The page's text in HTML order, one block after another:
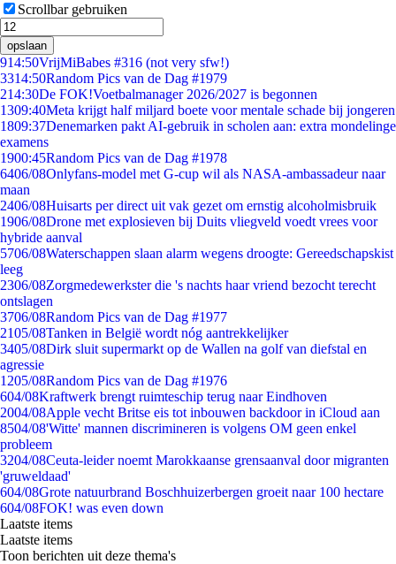
Scrollbar gebruiken
opslaan
914:50VrijMiBabes #316 (not very sfw!)
3314:50Random Pics van de Dag #1979
214:30De FOK!Voetbalmanager 2026/2027 is begonnen
1309:40Meta krijgt half miljard boete voor mentale schade bij jongeren
1809:37Denemarken pakt AI-gebruik in scholen aan: extra mondelinge
examens
1900:45Random Pics van de Dag #1978
6406/08Onlyfans-model met G-cup wil als NASA-ambassadeur naar
maan
2406/08Huisarts per direct uit vak gezet om ernstig alcoholmisbruik
1906/08Drone met explosieven bij Duits vliegveld voedt vrees voor
hybride aanval
5706/08Waterschappen slaan alarm wegens droogte: Gereedschapskist
leeg
2306/08Zorgmedewerkster die 's nachts haar vriend bezocht terecht
ontslagen
3706/08Random Pics van de Dag #1977
2105/08Tanken in België wordt nóg aantrekkelijker
3405/08Dirk sluit supermarkt op de Wallen na golf van diefstal en
agressie
1205/08Random Pics van de Dag #1976
604/08Kraftwerk brengt ruimteschip terug naar Eindhoven
2004/08Apple vecht Britse eis tot inbouwen backdoor in iCloud aan
8504/08'Witte' mannen discrimineren is volgens OM geen enkel
probleem
3204/08Ceuta-leider noemt Marokkaanse grensaanval door migranten
'gruweldaad'
604/08Grote natuurbrand Boschhuizerbergen groeit naar 100 hectare
604/08FOK! was even down
Laatste items
Laatste items
Toon berichten uit deze thema's